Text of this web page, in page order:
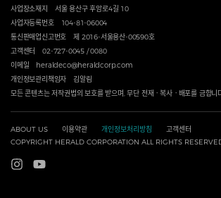
사업장소재지
서울 용산구 후암로4길 10
사업자등록번호
104-81-06004
통신판매업신고번호
제 2016-서울용산-00590호
고객센터
02-727-0045 / 0080
이메일
heraldeco@heraldcorp.com
개인정보관리책임자
김알림
모든 콘텐츠는 저작권법의 보호를 받으며, 무단 전재ㆍ복사ㆍ배포를 금합니
ABOUT US 이용약관 개인정보처리방침
고객센터
COPYRIGHT HERALD CORPORATION ALL RIGHTS